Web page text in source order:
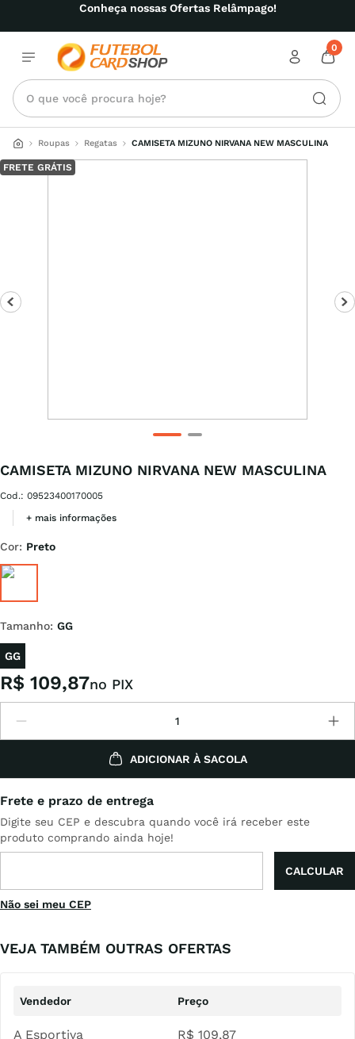
Conheça nossas Ofertas Relâmpago!
0
O que você procura hoje?
Roupas Regatas CAMISETA MIZUNO NIRVANA NEW MASCULINA
FRETE GRÁTIS
CAMISETA MIZUNO NIRVANA NEW MASCULINA
Cod.: 09523400170005
+ mais informações
Cor: Preto
Tamanho: GG
GG
R$ 109,87no PIX
ADICIONAR À SACOLA
Não sei meu CEP
VEJA TAMBÉM OUTRAS OFERTAS
A Esportiva R$ 109,87